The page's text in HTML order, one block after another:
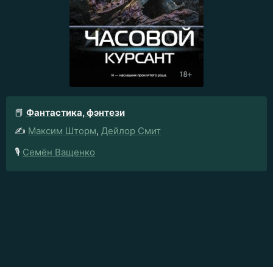
📕 Фантастика, фэнтези
✍️ Максим Шторм, Дейлор Смит
🎙️ Семён Ващенко